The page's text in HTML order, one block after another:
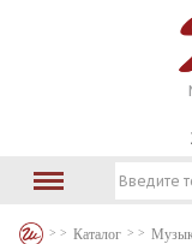
Каталог